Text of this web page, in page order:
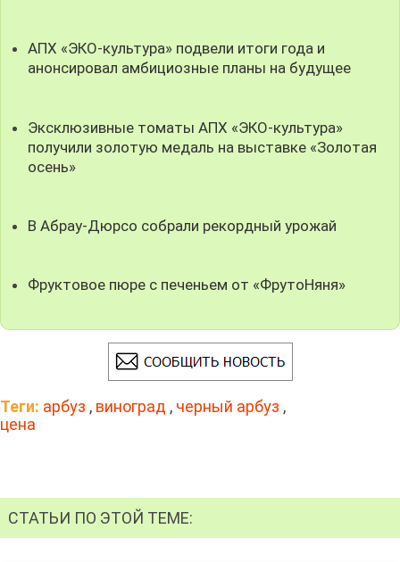
АПХ «ЭКО-культура» подвели итоги года и
анонсировал амбициозные планы на будущее
Эксклюзивные томаты АПХ «ЭКО-культура»
получили золотую медаль на выставке «Золотая
осень»
В Абрау-Дюрсо собрали рекордный урожай
Фруктовое пюре с печеньем от «ФрутоНяня»
Теги: арбуз , виноград , черный арбуз ,
цена
СТАТЬИ ПО ЭТОЙ ТЕМЕ: